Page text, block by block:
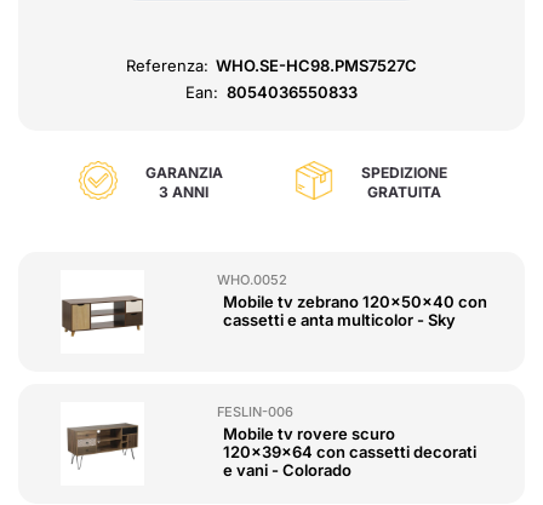
Referenza: WHO.SE-HC98.PMS7527C
Ean: 8054036550833
GARANZIA
3 ANNI
SPEDIZIONE
GRATUITA
WHO.0052
Mobile tv zebrano 120x50x40 con
cassetti e anta multicolor - Sky
FESLIN-006
Mobile tv rovere scuro
120x39x64 con cassetti decorati
e vani - Colorado